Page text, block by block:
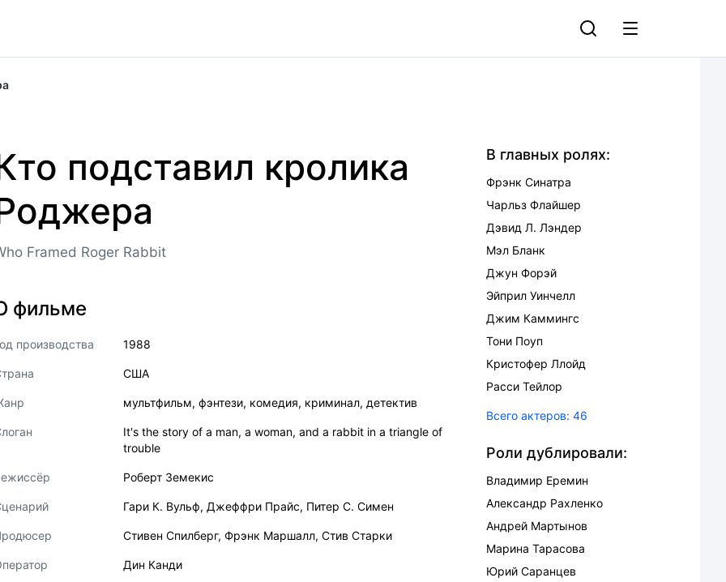
подставил кролика
Framed Roger Rabbit
фильме
производства 1988
США
мультфильм, фэнтези, комедия, криминал, детектив
It's the story of a man, a woman, and a rabbit in a triangle of
trouble
Роберт Земекис
Гари К. Вульф, Джеффри Прайс, Питер С. Симен
Стивен Спилберг, Фрэнк Маршалл, Стив Старки
Дин Канди
В главных ролях:
Фрэнк Синатра
Чарльз Флайшер
Дэвид Л. Лэндер
Мэл Бланк
Джун Форэй
Эйприл Уинчелл
Джим Каммингс
Тони Поуп
Кристофер Ллойд
Расси Тейлор
Всего актеров: 46
Роли дублировали:
Владимир Еремин
Александр Рахленко
Андрей Мартынов
Марина Тарасова
Юрий Саранцев